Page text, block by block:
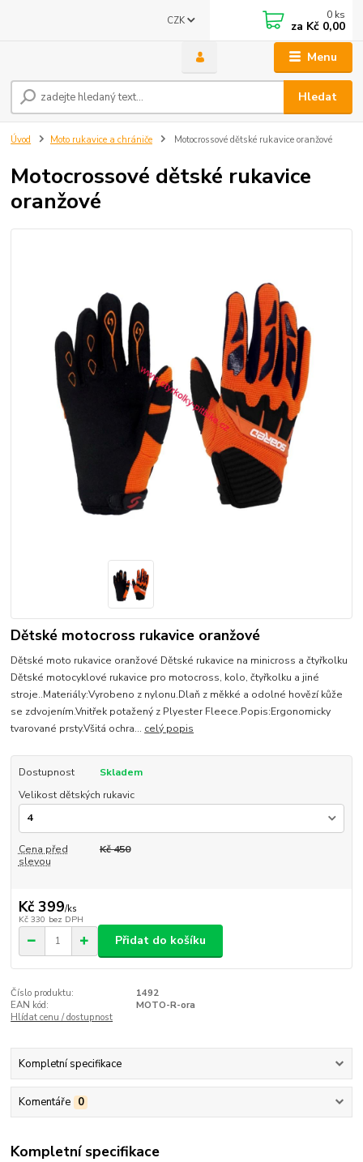
Menu
CZK
Hledat
0 ks
za Kč 0,00
Úvod Moto rukavice a chrániče Motocrossové dětské rukavice oranžové
Motocrossové dětské rukavice
oranžové
Dětské motocross rukavice oranžové
Dětské moto rukavice oranžové Dětské rukavice na minicross a čtyřkolku
Dětské motocyklové rukavice pro motocross, kolo, čtyřkolku a jiné
stroje..Materiály:Vyrobeno z nylonu.Dlaň z měkké a odolné hovězí kůže
se zdvojením.Vnitřek potažený z Plyester Fleece.Popis:Ergonomicky
tvarované prsty.Všitá ochra... celý popis
Dostupnost
Skladem
Velikost dětských rukavic
Cena před
slevou
Kč 450
Kč 399/ks
Kč 330 bez DPH
Přidat do košíku
Číslo produktu:
1492
EAN kód:
MOTO-R-ora
Hlídat cenu / dostupnost
Kompletní specifikace
Komentáře 0
Kompletní specifikace